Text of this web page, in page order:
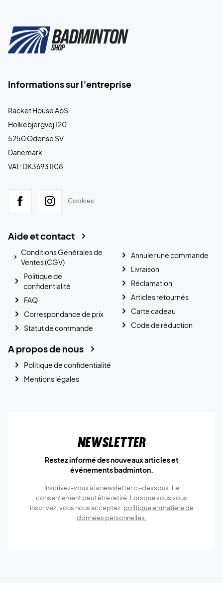
Informations sur l’entreprise
Racket House ApS
Holkebjergvej 120
5250 Odense SV
Danemark
VAT: DK36931108
Cookies
Aide et contact
Conditions Générales de
Ventes (CGV)
Politique de
confidentialité
FAQ
Correspondance de prix
Statut de commande
Annuler une commande
Livraison
Réclamation
Articles retournés
Carte cadeau
Code de réduction
A propos de nous
Politique de confidentialité
Mentions légales
Newsletter
Restez informé des nouveaux articles et
événements badminton.
Inscrivez-vous à la newsletter ci-dessous. Le
consentement peut être retiré. Lorsque vous vous
inscrivez, vous nous acceptez. politique en matière de
données personnelles.